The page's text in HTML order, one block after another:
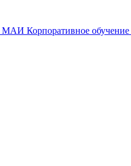
МАИ Корпоративное обучение